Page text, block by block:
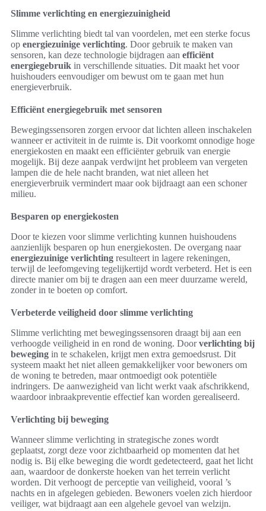
Slimme verlichting en energiezuinigheid
Slimme verlichting biedt tal van voordelen, met een sterke focus
op energiezuinige verlichting. Door gebruik te maken van
sensoren, kan deze technologie bijdragen aan efficiënt
energiegebruik in verschillende situaties. Dit maakt het voor
huishouders eenvoudiger om bewust om te gaan met hun
energieverbruik.
Efficiënt energiegebruik met sensoren
Bewegingssensoren zorgen ervoor dat lichten alleen inschakelen
wanneer er activiteit in de ruimte is. Dit voorkomt onnodige hoge
energiekosten en maakt een efficiënter gebruik van energie
mogelijk. Bij deze aanpak verdwijnt het probleem van vergeten
lampen die de hele nacht branden, wat niet alleen het
energieverbruik vermindert maar ook bijdraagt aan een schoner
milieu.
Besparen op energiekosten
Door te kiezen voor slimme verlichting kunnen huishoudens
aanzienlijk besparen op hun energiekosten. De overgang naar
energiezuinige verlichting resulteert in lagere rekeningen,
terwijl de leefomgeving tegelijkertijd wordt verbeterd. Het is een
directe manier om bij te dragen aan een meer duurzame wereld,
zonder in te boeten op comfort.
Verbeterde veiligheid door slimme verlichting
Slimme verlichting met bewegingssensoren draagt bij aan een
verhoogde veiligheid in en rond de woning. Doorverlichting bij
beweging in te schakelen, krijgt men extra gemoedsrust. Dit
systeem maakt het niet alleen gemakkelijker voor bewoners om
de woning te betreden, maar ontmoedigt ook potentiële
indringers. De aanwezigheid van licht werkt vaak afschrikkend,
waardoor inbraakpreventie effectief kan worden gerealiseerd.
Verlichting bij beweging
Wanneer slimme verlichting in strategische zones wordt
geplaatst, zorgt deze voor zichtbaarheid op momenten dat het
nodig is. Bij elke beweging die wordt gedetecteerd, gaat het licht
aan, waardoor de donkerste hoeken van het terrein verlicht
worden. Dit verhoogt de perceptie van veiligheid, vooral ’s
nachts en in afgelegen gebieden. Bewoners voelen zich hierdoor
veiliger, wat bijdraagt aan een algehele gevoel van welzijn.